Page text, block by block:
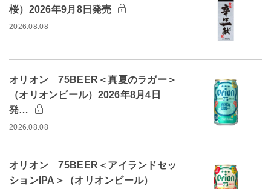
桜）2026年9月8日発売
2026.08.08
オリオン 75BEER＜真夏のラガー＞
（オリオンビール）2026年8月4日
発…
2026.08.08
オリオン 75BEER＜アイランドセッ
ションIPA＞（オリオンビール）